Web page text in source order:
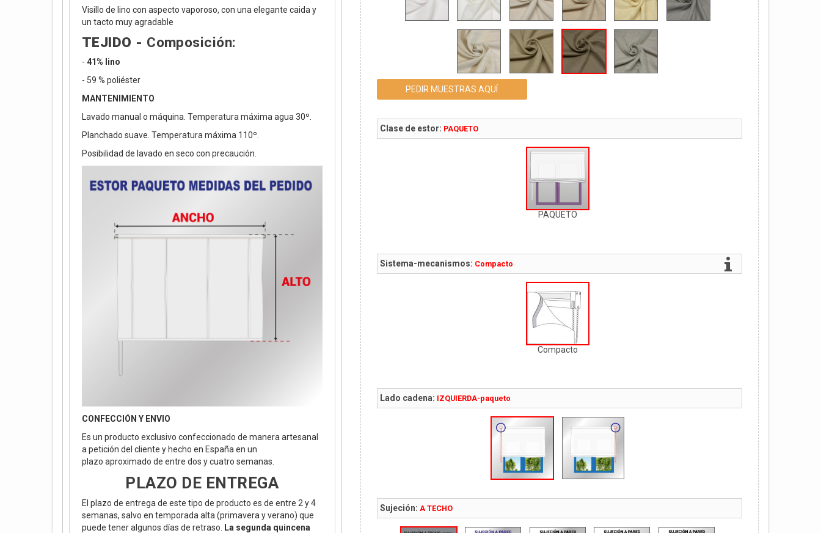
Visillo de lino con aspecto vaporoso, con una elegante caida y
un tacto muy agradable
TEJIDO - Composición:
- 41% lino
- 59 % poliéster
MANTENIMIENTO
Lavado manual o máquina. Temperatura máxima agua 30º.
Planchado suave. Temperatura máxima 110º.
Posibilidad de lavado en seco con precaución.
CONFECCIÓN Y ENVIO
Es un producto exclusivo confeccionado de manera artesanal
a petición del cliente y hecho en España en un
plazo aproximado de entre dos y cuatro semanas.
PLAZO DE ENTREGA
El plazo de entrega de este tipo de producto es de entre 2 y 4
semanas, salvo en temporada alta (primavera y verano) que
puede tener algunos días de retraso.
La segunda quincena
PEDIR MUESTRAS AQUÍ
Clase de estor: PAQUETO
PAQUETO
Sistema-mecanismos: Compacto
Compacto
Lado cadena: IZQUIERDA-paqueto
Sujeción: A TECHO